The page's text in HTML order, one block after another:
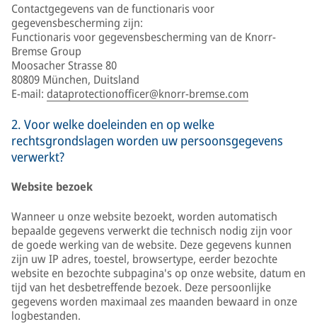
Contactgegevens van de functionaris voor
gegevensbescherming zijn:
Functionaris voor gegevensbescherming van de Knorr-
Bremse Group
Moosacher Strasse 80
80809 München, Duitsland
E-mail: dataprotectionofficer@knorr-bremse.com
2. Voor welke doeleinden en op welke
rechtsgrondslagen worden uw persoonsgegevens
verwerkt?
Website bezoek
Wanneer u onze website bezoekt, worden automatisch
bepaalde gegevens verwerkt die technisch nodig zijn voor
de goede werking van de website. Deze gegevens kunnen
zijn uw IP adres, toestel, browsertype, eerder bezochte
website en bezochte subpagina's op onze website, datum en
tijd van het desbetreffende bezoek. Deze persoonlijke
gegevens worden maximaal zes maanden bewaard in onze
logbestanden.